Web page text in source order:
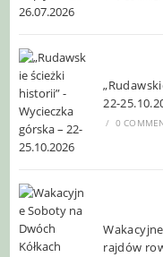
22-
/ 0
rajdów